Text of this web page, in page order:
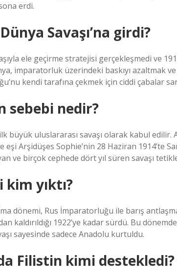
erdi.
Savaşı’na girdi?
ele geçirme stratejisi gerçekleşmedi ve
imparatorluk üzerindeki baskıyı azaltmak
kendi tarafına çekmek için ciddi çabalar
sebebi nedir?
ilk büyük uluslararası savaşı olarak kabul
Arşidüşes Sophie’nin 28 Haziran 1914’te
ve birçok cephede dört yıl süren savaşı
kim yıktı?
dönemi, Rus İmparatorluğu ile barış
kaldırıldığı 1922’ye kadar sürdü. Bu
sayesinde sadece Anadolu kurtuldu.
Filistin kimi destekledi?